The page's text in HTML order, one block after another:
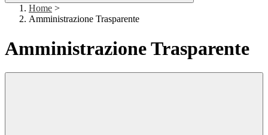
Home >
Amministrazione Trasparente
Amministrazione Trasparente